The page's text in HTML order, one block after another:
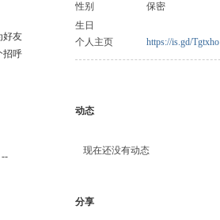
好友
招呼
--
性别
保密
生日
个人主页
https://is.gd/Tgtxho
动态
现在还没有动态
分享